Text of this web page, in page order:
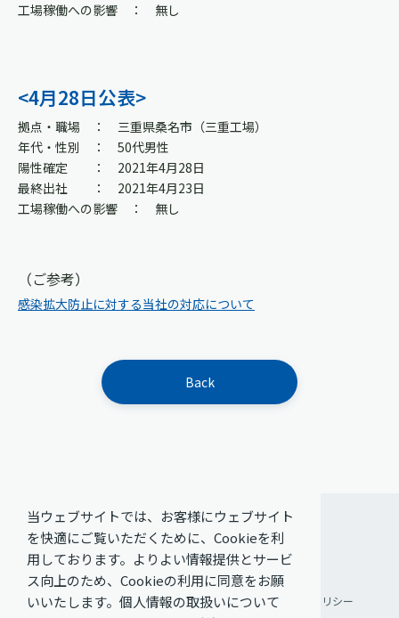
当ウェブサイトでは、お客様にウェブサイト
を快適にご覧いただくために、Cookieを利
用しております。よりよい情報提供とサービ
ス向上のため、Cookieの利用に同意をお願
いいたします。個人情報の取扱いについて
工場稼働への影響 ： 無し
<4月28日公表>
拠点・職場 ： 三重県桑名市（三重工場）
年代・性別 ： 50代男性
陽性確定 ： 2021年4月28日
最終出社 ： 2021年4月23日
工場稼働への影響 ： 無し
（ご参考）
感染拡大防止に対する当社の対応について
Back
ご利用条件 個人情報保護方針 ソーシャルメディアポリシー